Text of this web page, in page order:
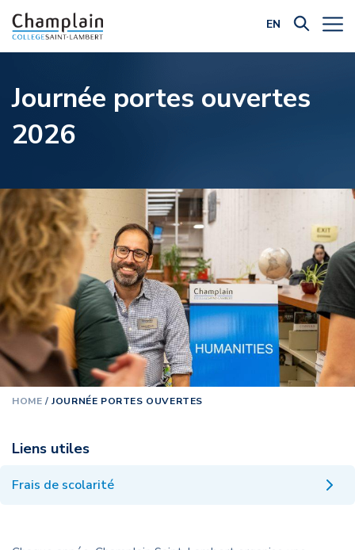
EN
Journée portes ouvertes
2026
HOME /JOURNÉE PORTES OUVERTES
Liens utiles
Frais de scolarité
Filtrer par catégorie: